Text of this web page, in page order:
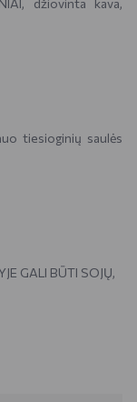
džiovinta kava,
tiesioginių saulės
GALI BŪTI SOJŲ,